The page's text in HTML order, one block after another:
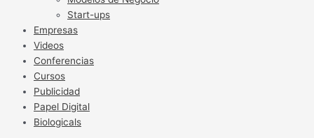
Start-ups
Empresas
Videos
Conferencias
Cursos
Publicidad
Papel Digital
Biologicals